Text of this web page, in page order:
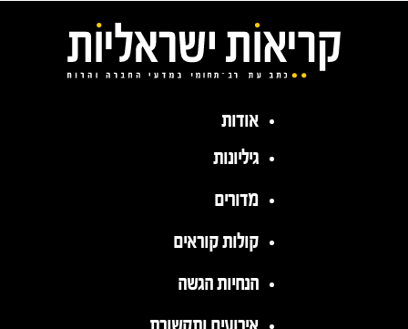
אודות
גיליונות
מדורים
קולות קוראים
הנחיות הגשה